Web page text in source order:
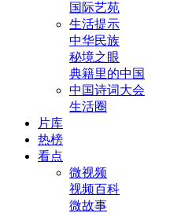
国际艺苑
生活提示
中华民族
秘境之眼
典籍里的中国
中国诗词大会
生活圈
片库
热榜
看点
微视频
视频百科
微故事